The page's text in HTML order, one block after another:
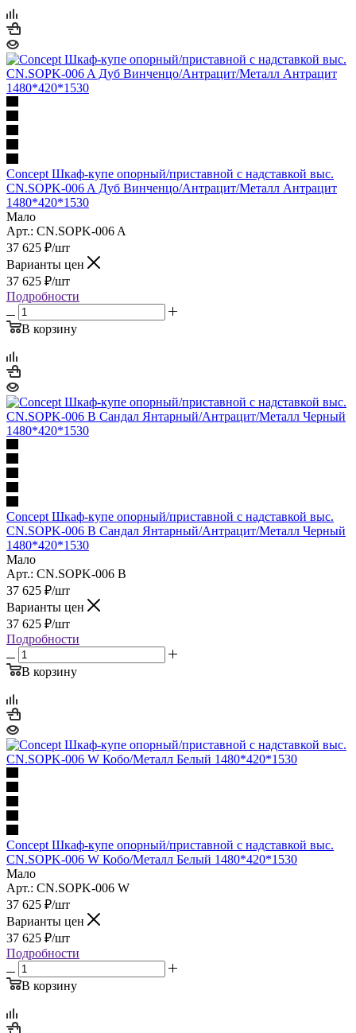
Concept Шкаф-купе опорный/приставной с надставкой выс.
CN.SOPK-006 A Дуб Винченцо/Антрацит/Металл Антрацит
1480*420*1530
Мало
Арт.: CN.SOPK-006 A
37 625 ₽/шт
Варианты цен
37 625 ₽/шт
Подробности
В корзину
Concept Шкаф-купе опорный/приставной с надставкой выс.
CN.SOPK-006 B Сандал Янтарный/Антрацит/Металл Черный
1480*420*1530
Мало
Арт.: CN.SOPK-006 B
37 625 ₽/шт
Варианты цен
37 625 ₽/шт
Подробности
В корзину
Concept Шкаф-купе опорный/приставной с надставкой выс.
CN.SOPK-006 W Кобо/Металл Белый 1480*420*1530
Мало
Арт.: CN.SOPK-006 W
37 625 ₽/шт
Варианты цен
37 625 ₽/шт
Подробности
В корзину